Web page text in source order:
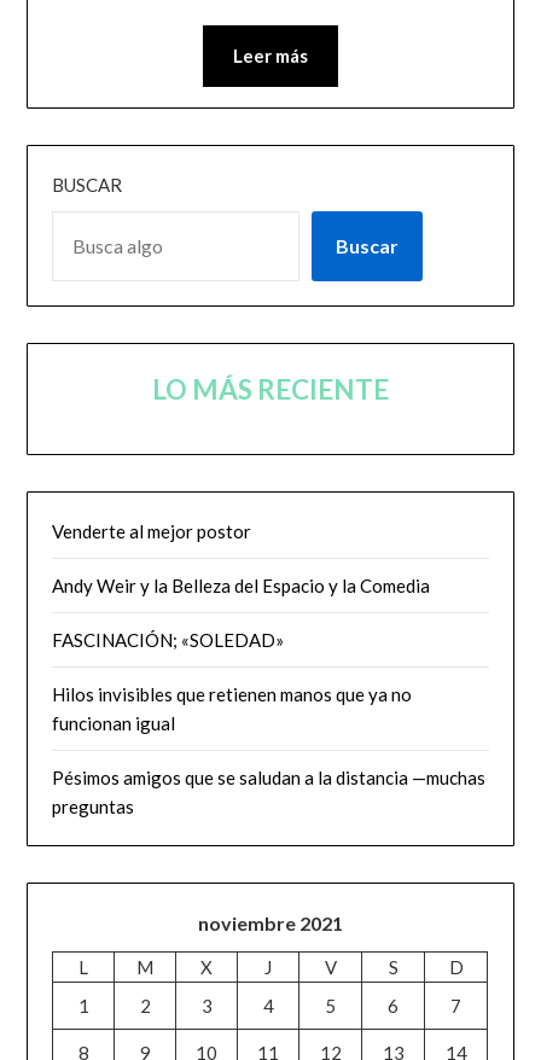
Leer más
BUSCAR
Buscar
LO MÁS RECIENTE
Venderte al mejor postor
Andy Weir y la Belleza del Espacio y la Comedia
FASCINACIÓN; «SOLEDAD»
Hilos invisibles que retienen manos que ya no
funcionan igual
Pésimos amigos que se saludan a la distancia —muchas
preguntas
noviembre 2021
L M X J V S
D
1
2 3 4 5 6 7
8 9 10 11 12 13 14